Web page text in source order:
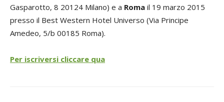
Gasparotto, 8 20124 Milano) e a Roma il 19 marzo 2015
presso il Best Western Hotel Universo (Via Principe
Amedeo, 5/b 00185 Roma).
Per iscriversi cliccare qua